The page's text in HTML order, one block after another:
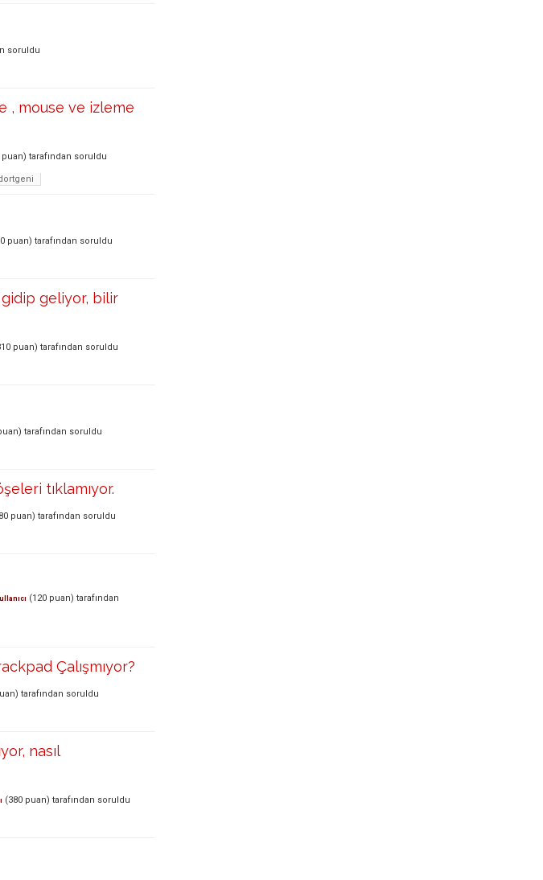
soruldu
, mouse ve izleme
puan) tarafından soruldu
puan) tarafından soruldu
geliyor, bilir
puan) tarafından soruldu
tarafından soruldu
tıklamıyor.
puan) tarafından soruldu
(120 puan) tarafından
Çalışmıyor?
tarafından soruldu
nasıl
(380 puan) tarafından soruldu